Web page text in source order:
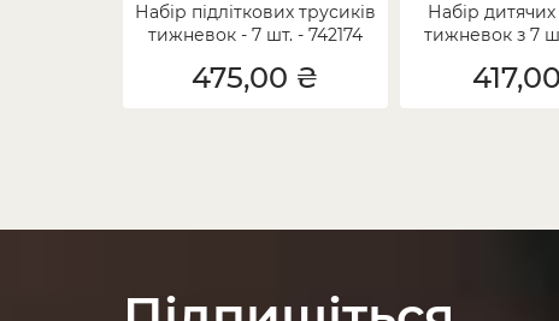
Набір підліткових трусиків
тижневок - 7 шт. - 742174
475,00 ₴
Набір дитячих
тижневок з 7